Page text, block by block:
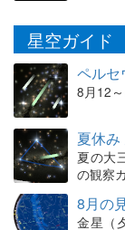
星空ガイド
ペルセ
8月12
夏休み
夏の大
の観察
8月の
金星（